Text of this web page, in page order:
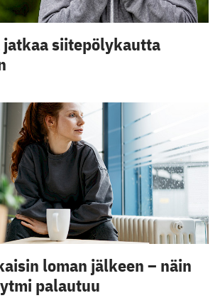
siitepölykautta
loman jälkeen – näin
palautuu